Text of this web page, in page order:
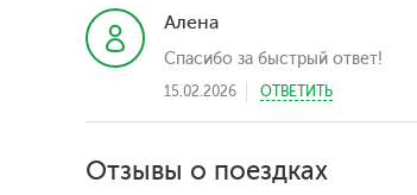
Алена
Спасибо за быстрый ответ!
15.02.2026 ОТВЕТИТЬ
Отзывы о поездках